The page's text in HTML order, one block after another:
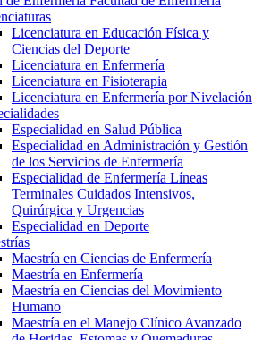
Licenciatura en Educación Física y
Ciencias del Deporte
Licenciatura en Enfermería
Licenciatura en Fisioterapia
Licenciatura en Enfermería por Nivelación
Especialidad en Salud Pública
Especialidad en Administración y Gestión
de los Servicios de Enfermería
Especialidad de Enfermería Líneas
Terminales Cuidados Intensivos,
Quirúrgica y Urgencias
Especialidad en Deporte
Maestría en Ciencias de Enfermería
Maestría en Enfermería
Maestría en Ciencias del Movimiento
Humano
Maestría en el Manejo Clínico Avanzado